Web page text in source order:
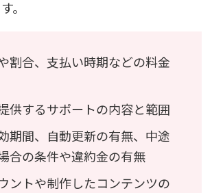
。
割合、支払い時期などの料金
供するサポートの内容と範囲
期間、自動更新の有無、中途
合の条件や違約金の有無
ントや制作したコンテンツの